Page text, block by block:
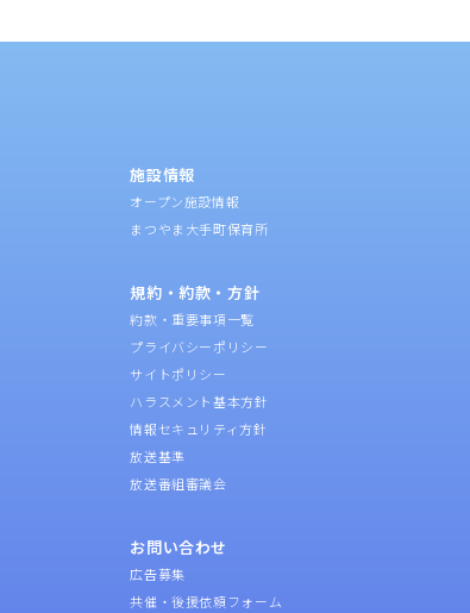
施設情報
オープン施設情報
まつやま大手町保育所
規約・約款・方針
約款・重要事項一覧
プライバシーポリシー
サイトポリシー
ハラスメント基本方針
情報セキュリティ方針
放送基準
放送番組審議会
お問い合わせ
広告募集
共催・後援依頼フォーム